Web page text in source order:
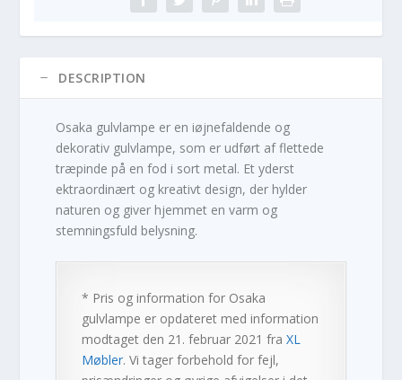
DESCRIPTION
Osaka gulvlampe er en iøjnefaldende og
dekorativ gulvlampe, som er udført af flettede
træpinde på en fod i sort metal. Et yderst
ektraordinært og kreativt design, der hylder
naturen og giver hjemmet en varm og
stemningsfuld belysning.
* Pris og information for Osaka
gulvlampe er opdateret med information
modtaget den 21. februar 2021 fraXL
Møbler. Vi tager forbehold for fejl,